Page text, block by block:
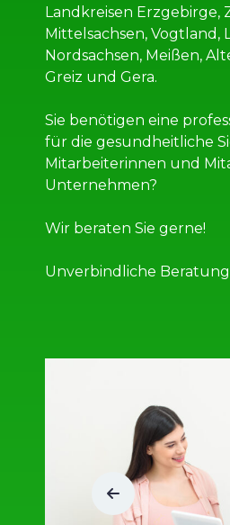
Landkreisen Erzgebirge,
Mittelsachsen, Vogtland,
Nordsachsen, Meißen,
Greiz und Gera.
Sie benötigen eine
für die gesundheitliche
Mitarbeiterinnen und
Unternehmen?
Wir beraten Sie gerne!
Unverbindliche